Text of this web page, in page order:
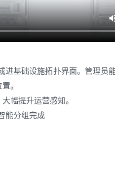
进基础设施拓扑界面。管理员
。
幅提升运营感知。
能分组完成